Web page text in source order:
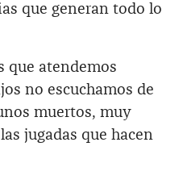
que generan todo lo
que atendemos
no escuchamos de
muertos, muy
jugadas que hacen